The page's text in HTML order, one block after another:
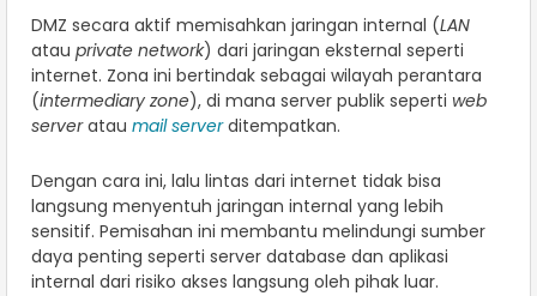
DMZ secara aktif memisahkan jaringan internal (LAN
atau private network) dari jaringan eksternal seperti
internet. Zona ini bertindak sebagai wilayah perantara
(intermediary zone), di mana server publik seperti web
serveratau mail serverditempatkan.
Dengan cara ini, lalu lintas dari internet tidak bisa
langsung menyentuh jaringan internal yang lebih
sensitif. Pemisahan ini membantu melindungi sumber
daya penting seperti server database dan aplikasi
internal dari risiko akses langsung oleh pihak luar.